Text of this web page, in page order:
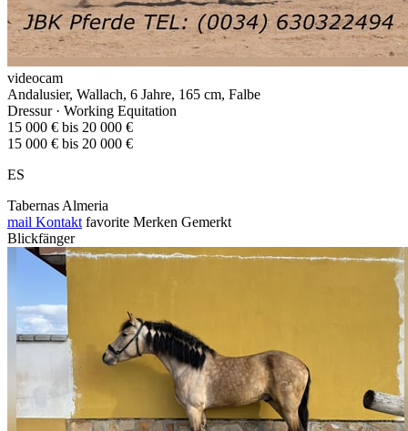
videocam
Andalusier, Wallach, 6 Jahre, 165 cm, Falbe
Dressur · Working Equitation
15 000 € bis 20 000 €
15 000 € bis 20 000 €
ES
Tabernas Almeria
mail Kontakt favorite Merken Gemerkt
Blickfänger